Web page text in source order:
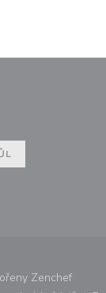
Zenchef